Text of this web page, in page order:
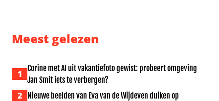
Meest gelezen
1
Corine met AI uit vakantiefoto gewist: probeert omgeving
Jan Smit iets te verbergen?
2 Nieuwe beelden van Eva van de Wijdeven duiken op